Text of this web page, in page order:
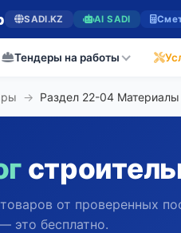
SADI.KZ AI SADI
Тендеры на работы
→ Раздел 22-04
от проверенных
это бесплатно.